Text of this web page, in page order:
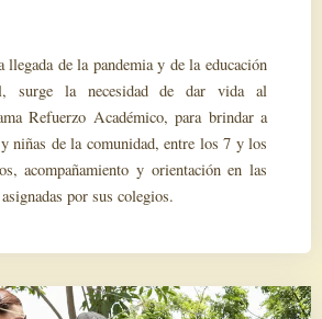
llegada de la pandemia y de la educación
surge la necesidad de dar vida al
Refuerzo Académico, para brindar a
niñas de la comunidad, entre los 7 y los
acompañamiento y orientación en las
por sus colegios.